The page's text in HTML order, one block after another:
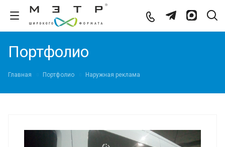
Портфолио
Главная Портфолио Наружная реклама